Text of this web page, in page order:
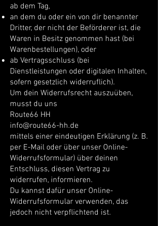
ab dem Tag,
an dem du oder ein von dir benannter
Dritter, der nicht der Beförderer ist, die
Waren in Besitz genommen hast (bei
Warenbestellungen), oder
ab Vertragsschluss (bei
Dienstleistungen oder digitalen Inhalten,
sofern gesetzlich widerruflich).
Um dein Widerrufsrecht auszuüben,
musst du uns
Route66 HH
info@route66-hh.de
mittels einer eindeutigen Erklärung (z. B.
per E-Mail oder über unser Online-
Widerrufsformular) über deinen
Entschluss, diesen Vertrag zu
widerrufen, informieren.
Du kannst dafür unser Online-
Widerrufsformular verwenden, das
jedoch nicht verpflichtend ist.